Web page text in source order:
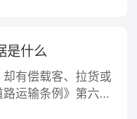
是什么
有偿载客、拉货或
运输条例》第六十